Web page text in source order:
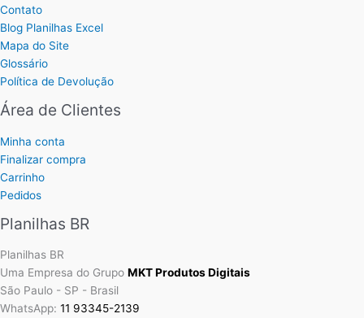
Contato
Blog Planilhas Excel
Mapa do Site
Glossário
Política de Devolução
Área de Clientes
Minha conta
Finalizar compra
Carrinho
Pedidos
Planilhas BR
Planilhas BR
Uma Empresa do Grupo MKT Produtos Digitais
São Paulo - SP - Brasil
WhatsApp: 11 93345-2139